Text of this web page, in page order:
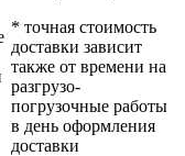
* точная стоимость
доставки зависит
также от времени на
разгрузо-
погрузочные работы
в день оформления
доставки